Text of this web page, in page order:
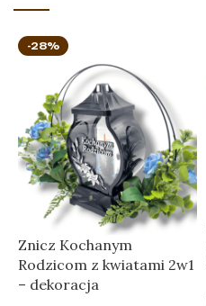
-28%
Znicz Kochanym
Rodzicom z kwiatami 2w1
– dekoracja